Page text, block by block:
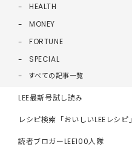
HEALTH
MONEY
FORTUNE
SPECIAL
すべての記事一覧
LEE最新号試し読み
レシピ検索「おいしいLEEレシピ」
読者ブロガーLEE100人隊